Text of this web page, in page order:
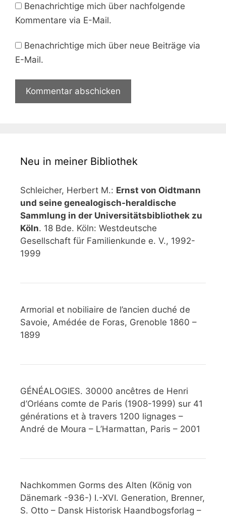
Benachrichtige mich über nachfolgende
Kommentare via E-Mail.
Benachrichtige mich über neue Beiträge via
E-Mail.
Neu in meiner Bibliothek
Schleicher, Herbert M.: Ernst von Oidtmann
und seine genealogisch-heraldische
Sammlung in der Universitätsbibliothek zu
Köln. 18 Bde. Köln: Westdeutsche
Gesellschaft für Familienkunde e. V., 1992-
1999
Armorial et nobiliaire de l’ancien duché de
Savoie, Amédée de Foras, Grenoble 1860 –
1899
GÉNÉALOGIES. 30000 ancêtres de Henri
d’Orléans comte de Paris (1908-1999) sur 41
générations et à travers 1200 lignages –
André de Moura – L’Harmattan, Paris – 2001
Nachkommen Gorms des Alten (König von
Dänemark -936-) I.-XVI. Generation, Brenner,
S. Otto – Dansk Historisk Haandbogsforlag –